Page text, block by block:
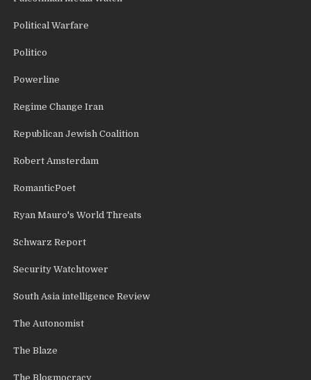
Political Warfare
Politico
Powerline
Regime Change Iran
Republican Jewish Coalition
Robert Amsterdam
RomanticPoet
Ryan Mauro's World Threats
Schwarz Report
Security Watchtower
South Asia intelligence Review
The Autonomist
The Blaze
The Blogmocracy